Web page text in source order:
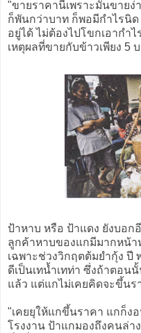
"ขายราคานี้เพราะมันขาย
ก็พันกว่าบาท ก็พอมีกำไรนิ
อยู่ได้ ไม่ต้องไปโขกเอากำ
เหตุผลที่ขายกับข้าวเพียง 5
ป้าหาบ หรือ ป้าแดง ยังบอก
ลูกค้าหาบของแกมีมากหน้า
เฉพาะช่วงวิกฤตต้มยำกุ้ง ปี
ดีเป็นเทน้ำเทท่า ซึ่งถ้าตอน
แล้ว แต่แกไม่เคยคิดจะขึ้นร
"เคยยุให้แกขึ้นราคา แกก็ง
โรงงาน ป้าแกมองถึงคนล่